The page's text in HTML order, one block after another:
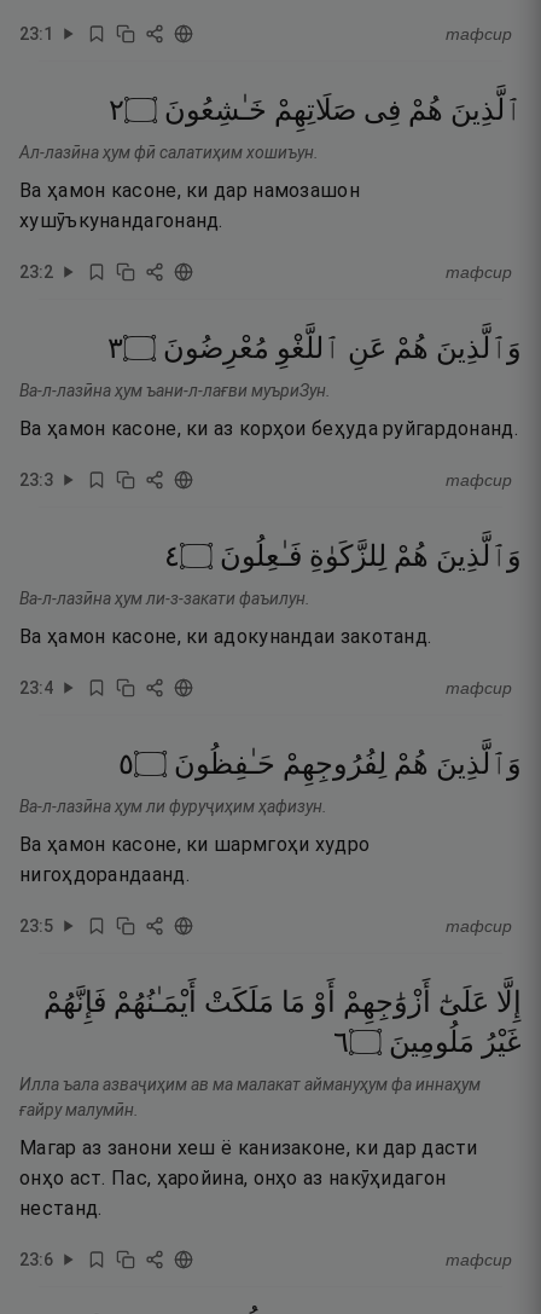
23:1 тафсир
ٱلَّذِينَ هُمْ فِى صَلَاتِهِمْ خَـٰشِعُونَ ۝٢
Ал-лазӣна ҳум фӣ салатиҳим хошиъун.
Ва ҳамон касоне, ки дар намозашон
хушӯъкунандагонанд.
23:2 тафсир
وَٱلَّذِينَ هُمْ عَنِ ٱللَّغْوِ مُعْرِضُونَ ۝٣
Ва-л-лазӣна ҳум ъани-л-лағви муъриЗун.
Ва ҳамон касоне, ки аз корҳои беҳуда руйгардонанд.
23:3 тафсир
وَٱلَّذِينَ هُمْ لِلزَّكَوٰةِ فَـٰعِلُونَ ۝٤
Ва-л-лазӣна ҳум ли-з-закати фаъилун.
Ва ҳамон касоне, ки адокунандаи закотанд.
23:4 тафсир
وَٱلَّذِينَ هُمْ لِفُرُوجِهِمْ حَـٰفِظُونَ ۝٥
Ва-л-лазӣна ҳум ли фуруҷиҳим ҳафизун.
Ва ҳамон касоне, ки шармгоҳи худро
нигоҳдорандаанд.
23:5 тафсир
إِلَّا عَلَىٰٓ أَزْوَٰجِهِمْ أَوْ مَا مَلَكَتْ أَيْمَـٰنُهُمْ فَإِنَّهُمْ
غَيْرُ مَلُومِينَ ۝٦
Илла ъала азваҷиҳим ав ма малакат аймануҳум фа иннаҳум
ғайру малумӣн.
Магар аз занони хеш ё канизаконе, ки дар дасти
онҳо аст. Пас, ҳаройина, онҳо аз накӯҳидагон
нестанд.
23:6 тафсир